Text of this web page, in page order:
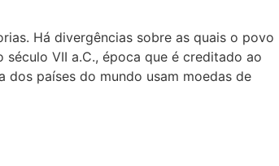
Há divergências sobre as quais o povo
VII a.C., época que é creditado ao
países do mundo usam moedas de